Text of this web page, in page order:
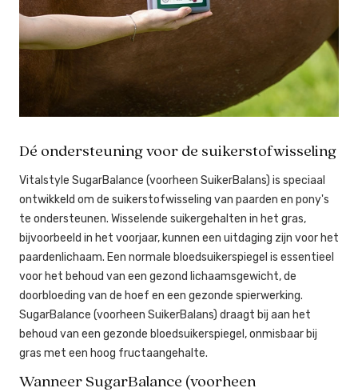
Dé ondersteuning voor de suikerstofwisseling
Vitalstyle SugarBalance (voorheen SuikerBalans) is speciaal
ontwikkeld om de suikerstofwisseling van paarden en pony's
te ondersteunen. Wisselende suikergehalten in het gras,
bijvoorbeeld in het voorjaar, kunnen een uitdaging zijn voor het
paardenlichaam. Een normale bloedsuikerspiegel is essentieel
voor het behoud van een gezond lichaamsgewicht, de
doorbloeding van de hoef en een gezonde spierwerking.
SugarBalance (voorheen SuikerBalans) draagt bij aan het
behoud van een gezonde bloedsuikerspiegel, onmisbaar bij
gras met een hoog fructaangehalte.
Wanneer SugarBalance (voorheen